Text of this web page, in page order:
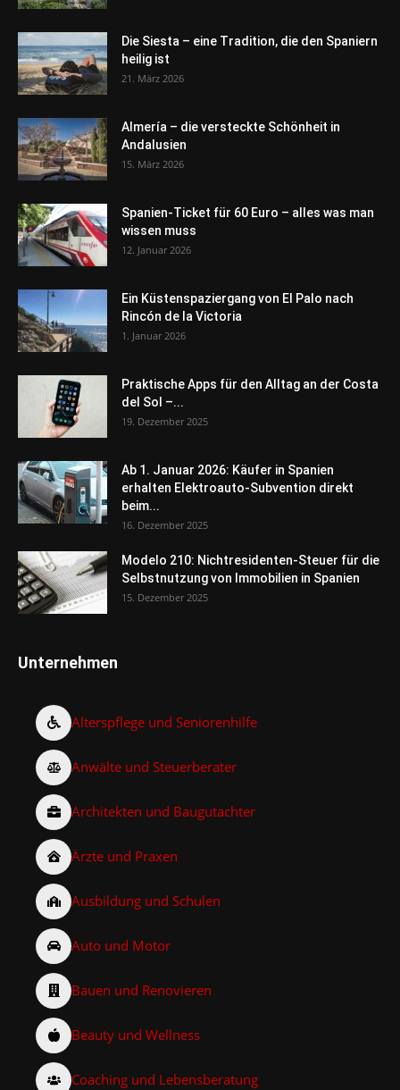
Die Siesta – eine Tradition, die den Spaniern
heilig ist
21. März 2026
Almería – die versteckte Schönheit in
Andalusien
15. März 2026
Spanien-Ticket für 60 Euro – alles was man
wissen muss
12. Januar 2026
Ein Küstenspaziergang von El Palo nach
Rincón de la Victoria
1. Januar 2026
Praktische Apps für den Alltag an der Costa
del Sol –...
19. Dezember 2025
Ab 1. Januar 2026: Käufer in Spanien
erhalten Elektroauto-Subvention direkt
beim...
16. Dezember 2025
Modelo 210: Nichtresidenten-Steuer für die
Selbstnutzung von Immobilien in Spanien
15. Dezember 2025
Unternehmen
Alterspflege und Seniorenhilfe
Anwälte und Steuerberater
Architekten und Baugutachter
Ärzte und Praxen
Ausbildung und Schulen
Auto und Motor
Bauen und Renovieren
Beauty und Wellness
Coaching und Lebensberatung